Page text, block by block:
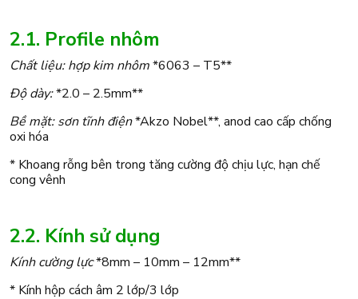
2.1. Profile nhôm
Chất liệu: hợp kim nhôm*6063 – T5**
Độ dày:*2.0 – 2.5mm**
Bề mặt: sơn tĩnh điện*Akzo Nobel**, anod cao cấp chống
oxi hóa
* Khoang rỗng bên trong tăng cường độ chịu lực, hạn chế
cong vênh
2.2. Kính sử dụng
Kính cường lực*8mm – 10mm – 12mm**
* Kính hộp cách âm 2 lớp/3 lớp